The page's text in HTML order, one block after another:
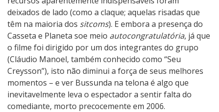
deixados de lado (como a claque; aquelas risadas que
têm na maioria dos sitcoms). E embora a presença do
Casseta e Planeta soe meio autocongratulatória, já que
o filme foi dirigido por um dos integrantes do grupo
(Cláudio Manoel, também conhecido como “Seu
Creysson”), isto não diminui a força de seus melhores
momentos – e ver Bussunda na telona é algo que
inevitavelmente leva o espectador a sentir falta do
comediante, morto precocemente em 2006.